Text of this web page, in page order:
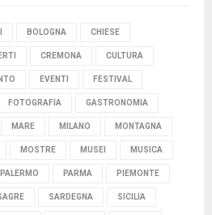
BOLOGNA CHIESE
CREMONA CULTURA
EVENTI FESTIVAL
FOTOGRAFIA GASTRONOMIA
MARE MILANO MONTAGNA
MOSTRE MUSEI MUSICA
PALERMO PARMA PIEMONTE
SARDEGNA SICILIA